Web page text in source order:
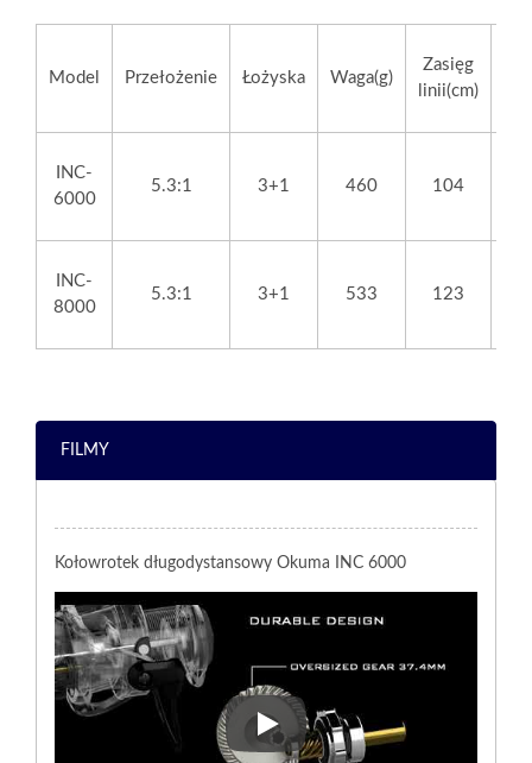
Model Przełożenie Łożyska Waga(g)
Zasięg
linii(cm)
INC-
6000
5.3:1 3+1 460 104
INC-
8000
5.3:1 3+1 533 123
FILMY
Kołowrotek długodystansowy Okuma INC 6000
Kołowrotek długodystansowy